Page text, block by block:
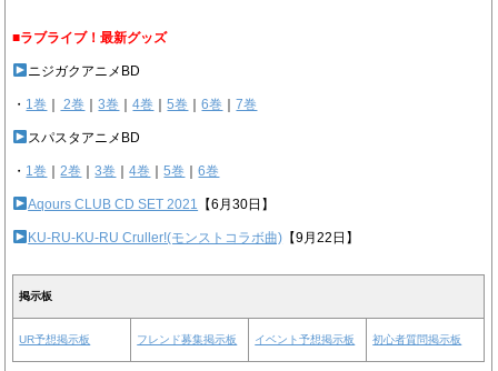
■ラブライブ！最新グッズ
ニジガクアニメBD
・ 1巻 2巻 ｜3巻 ｜4巻 ｜5巻 ｜6巻 ｜7巻
スパスタアニメBD
・ 1巻 ｜2巻 ｜3巻 ｜4巻 ｜5巻 ｜6巻
Aqours CLUB CD SET 2021 【6月30日】
KU-RU-KU-RU Cruller!(モンストコラボ曲) 【9月22日】
掲示板
UR予想掲示板 フレンド募集掲示板 イベント予想掲示板 初心者質問掲示板